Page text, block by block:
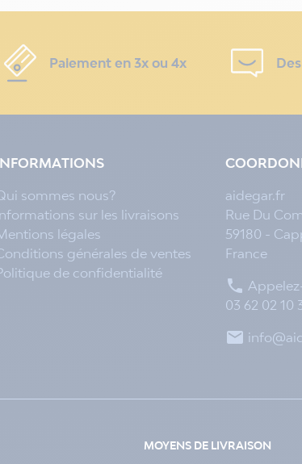
Paiement en 3x ou 4x
sommes nous?
sur les livraisons
légales
générales de ventes
de confidentialité
aidegar.fr
Rue Du
59180 -
France

03 62 02 10

MOYENS DE LIVRAISON